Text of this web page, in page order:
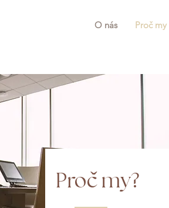
O nás Proč my
Proc my?
ˇ